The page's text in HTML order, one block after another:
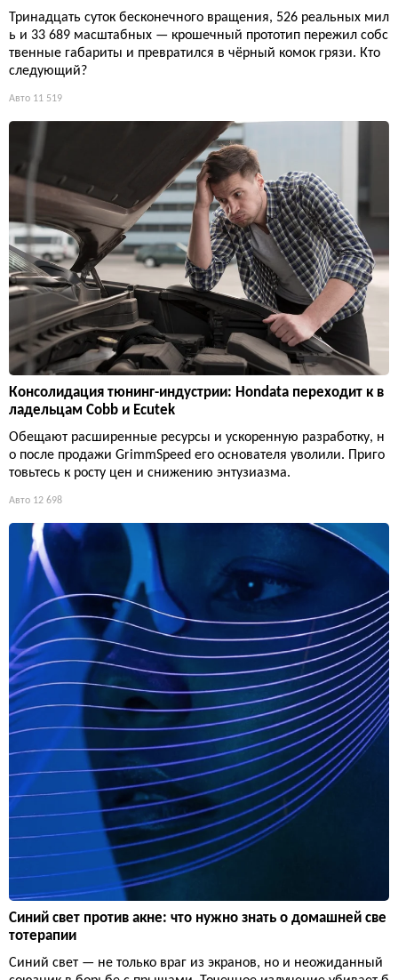
Тринадцать суток бесконечного вращения, 526 реальных мил
ь и 33 689 масштабных — крошечный прототип пережил собс
твенные габариты и превратился в чёрный комок грязи. Кто
следующий?
Авто 11 519
Консолидация тюнинг-индустрии: Hondata переходит к в
ладельцам Cobb и Ecutek
Обещают расширенные ресурсы и ускоренную разработку, н
о после продажи GrimmSpeed его основателя уволили. Приго
товьтесь к росту цен и снижению энтузиазма.
Авто 12 698
Синий свет против акне: что нужно знать о домашней све
тотерапии
Синий свет — не только враг из экранов, но и неожиданный